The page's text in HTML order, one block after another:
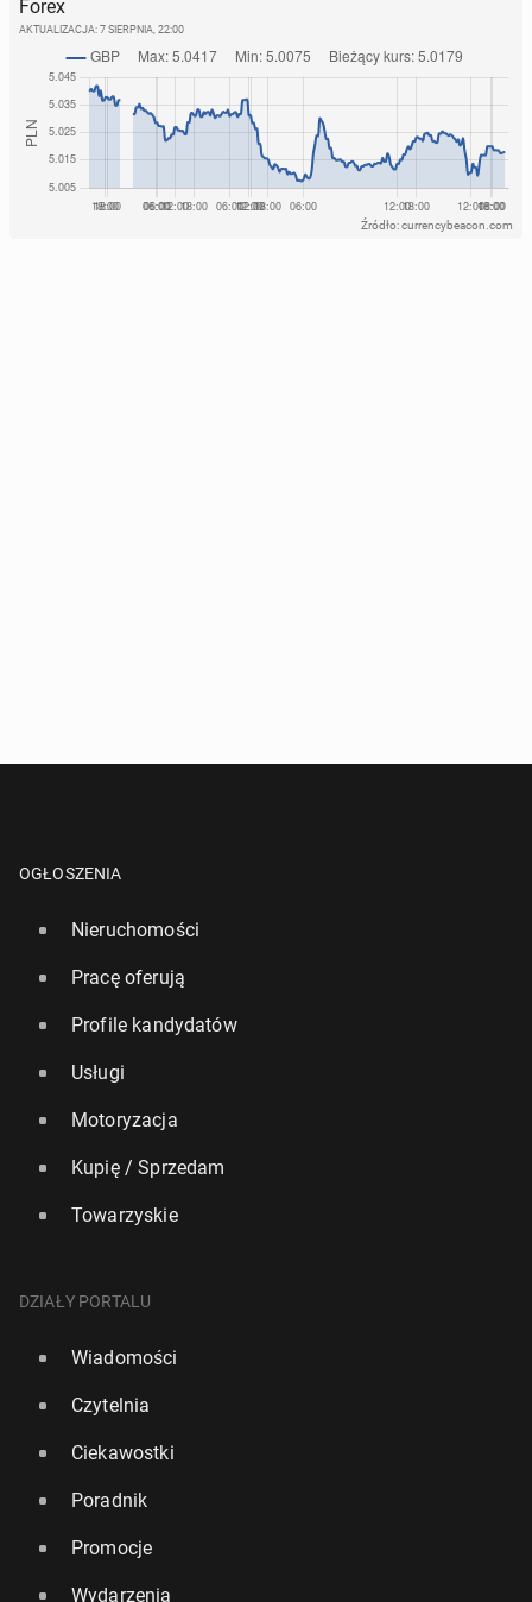
Forex
AKTUALIZACJA: 7 SIERPNIA, 22:00
Źródło: currencybeacon.com
OGŁOSZENIA
Nieruchomości
Pracę oferują
Profile kandydatów
Usługi
Motoryzacja
Kupię / Sprzedam
Towarzyskie
DZIAŁY PORTALU
Wiadomości
Czytelnia
Ciekawostki
Poradnik
Promocje
Wydarzenia